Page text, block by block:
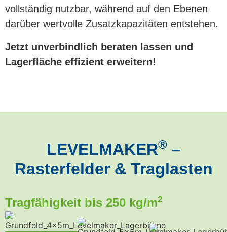
vollständig nutzbar, während auf den Ebenen
darüber wertvolle Zusatzkapazitäten entstehen.
Jetzt unverbindlich beraten lassen und
Lagerfläche effizient erweitern!
LEVELMAKER®–
Rasterfelder & Traglasten
Tragfähigkeit bis 250 kg/m2